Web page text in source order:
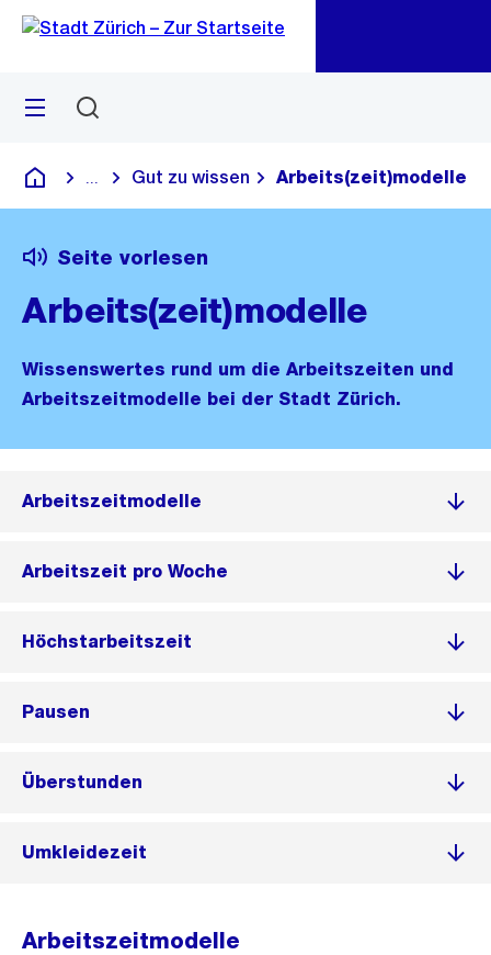
Navigation
Sprunglink
Menü
Deutsch
Blende alle Breadcrumbs ein
Gut zu wissen Arbeits(zeit)modelle
Seite vorlesen
Arbeits(zeit)modelle
Wissenswertes rund um die Arbeitszeiten und
Arbeitszeitmodelle bei der Stadt Zürich.
Arbeitszeitmodelle
Arbeitszeit pro Woche
Höchstarbeitszeit
Pausen
Überstunden
Umkleidezeit
Arbeitszeitmodelle